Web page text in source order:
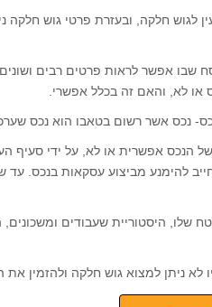
חלקה, ובעזרת פרטי גוש חלקה
אפשר לראות פרטים רבים ושונים
או לא, והאם זה בכלל אפשרי.
נכס אשר רשום בטאבו הוא נכס שערכו
הנכס אפשרית או לא, על ידי סעיף
להימנע מביצוע עסקאות בנכס.
שלו, היסטוריית שעבודים
ניתן למצוא גוש חלקה ולהזמין את